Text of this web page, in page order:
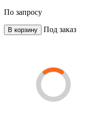
По запросу
В корзину Под заказ